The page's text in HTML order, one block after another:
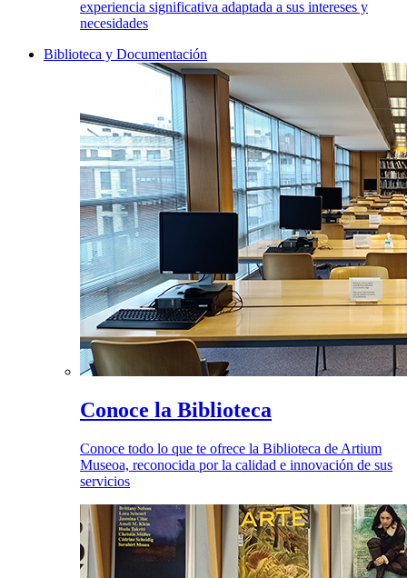
experiencia significativa adaptada a sus intereses y
necesidades
Biblioteca y Documentación
Conoce la Biblioteca
Conoce todo lo que te ofrece la Biblioteca de Artium
Museoa, reconocida por la calidad e innovación de sus
servicios